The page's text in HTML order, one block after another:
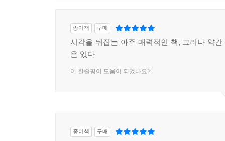
종이책 구매
시각을 뒤집는 아주 매력적인 책, 그러나 약간
은 있다
이 한줄평이 도움이 되었나요?
종이책 구매